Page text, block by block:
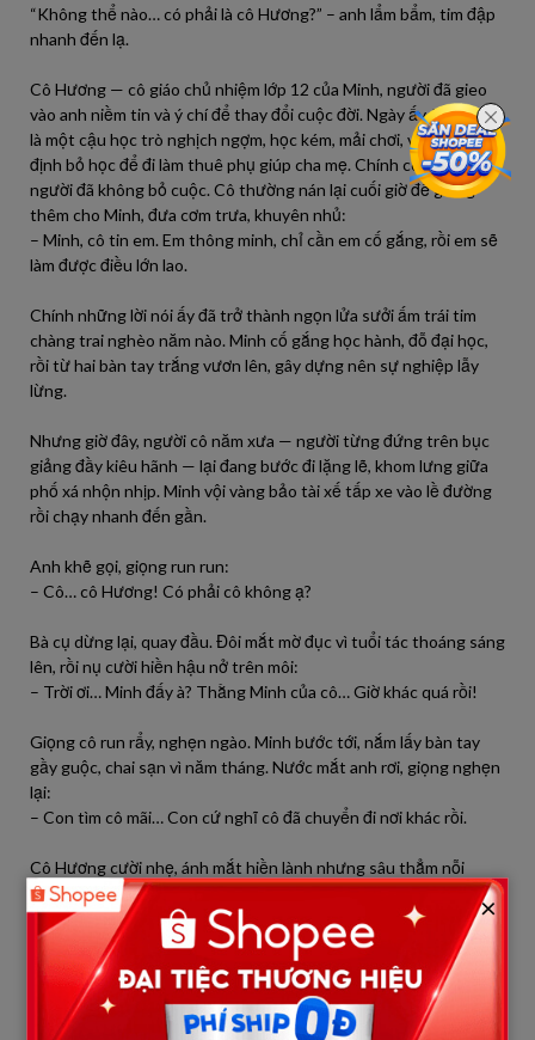
“Không thể nào… có phải là cô Hương?” – anh lẩm bẩm, tim đập
nhanh đến lạ.
Cô Hương — cô giáo chủ nhiệm lớp 12 của Minh, người đã gieo
vào anh niềm tin và ý chí để thay đổi cuộc đời. Ngày ấy, Minh chỉ
là một cậu học trò nghịch ngợm, học kém, mải chơi, và có lúc
định bỏ học để đi làm thuê phụ giúp cha mẹ. Chính cô Hương là
người đã không bỏ cuộc. Cô thường nán lại cuối giờ để giảng
thêm cho Minh, đưa cơm trưa, khuyên nhủ:
– Minh, cô tin em. Em thông minh, chỉ cần em cố gắng, rồi em sẽ
làm được điều lớn lao.
Chính những lời nói ấy đã trở thành ngọn lửa sưởi ấm trái tim
chàng trai nghèo năm nào. Minh cố gắng học hành, đỗ đại học,
rồi từ hai bàn tay trắng vươn lên, gây dựng nên sự nghiệp lẫy
lừng.
Nhưng giờ đây, người cô năm xưa — người từng đứng trên bục
giảng đầy kiêu hãnh — lại đang bước đi lặng lẽ, khom lưng giữa
phố xá nhộn nhịp. Minh vội vàng bảo tài xế tấp xe vào lề đường
rồi chạy nhanh đến gần.
Anh khẽ gọi, giọng run run:
– Cô… cô Hương! Có phải cô không ạ?
Bà cụ dừng lại, quay đầu. Đôi mắt mờ đục vì tuổi tác thoáng sáng
lên, rồi nụ cười hiền hậu nở trên môi:
– Trời ơi… Minh đấy à? Thằng Minh của cô… Giờ khác quá rồi!
Giọng cô run rẩy, nghẹn ngào. Minh bước tới, nắm lấy bàn tay
gầy guộc, chai sạn vì năm tháng. Nước mắt anh rơi, giọng nghẹn
lại:
– Con tìm cô mãi… Con cứ nghĩ cô đã chuyển đi nơi khác rồi.
Cô Hương cười nhẹ, ánh mắt hiền lành nhưng sâu thẳm nỗi
buồn:
– Cô nghỉ hưu lâu rồi, giờ sống tạm ở căn phòng trọ nhỏ ngoài
ngoại ô. Cô có tuổi rồi, chẳng làm được gì nhiều. Dạy thêm mấy
đứa nhỏ quanh xóm, kiếm chút tiền thuốc men thôi con à.
Nghe vậy, ngực Minh thắt lại. Anh nhìn người phụ nữ già nua
×